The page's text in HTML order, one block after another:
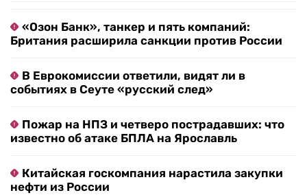
«Озон Банк», танкер и пять компаний:
Британия расширила санкции против России
В Еврокомиссии ответили, видят ли в
событиях в Сеуте «русский след»
Пожар на НПЗ и четверо пострадавших: что
известно об атаке БПЛА на Ярославль
Китайская госкомпания нарастила закупки
нефти из России